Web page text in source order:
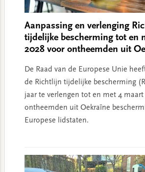
Aanpassing en verlenging
tijdelijke bescherming tot en
2028 voor ontheemden uit
De Raad van de Europese Unie
de Richtlijn tijdelijke bescherming
jaar te verlengen tot en met 4
ontheemden uit Oekraïne
Europese lidstaten.